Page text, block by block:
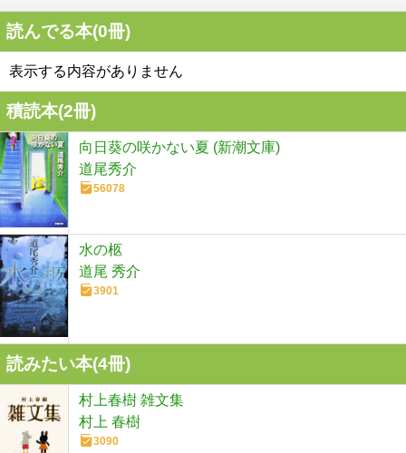
読んでる本(0冊)
表示する内容がありません
積読本(2冊)
向日葵の咲かない夏 (新潮文庫)
道尾秀介
56078
水の柩
道尾 秀介
3901
読みたい本(4冊)
村上春樹 雑文集
村上 春樹
3090